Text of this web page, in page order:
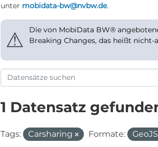
unter mobidata-bw@nvbw.de.
⚠
Die von MobiData BW®
Breaking Changes, das heißt
1 Datensatz
Tags: Carsharing Formate: